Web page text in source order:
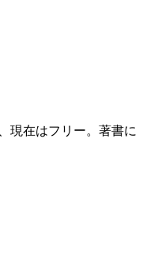
現在はフリー。著書に